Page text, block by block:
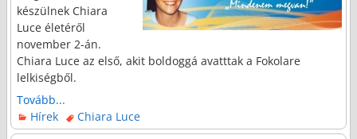
készülnek Chiara
Luce életéről
november 2-án.
Chiara Luce az első, akit boldoggá avatttak a Fokolare
lelkiségből.
Tovább...
Hírek
Chiara Luce